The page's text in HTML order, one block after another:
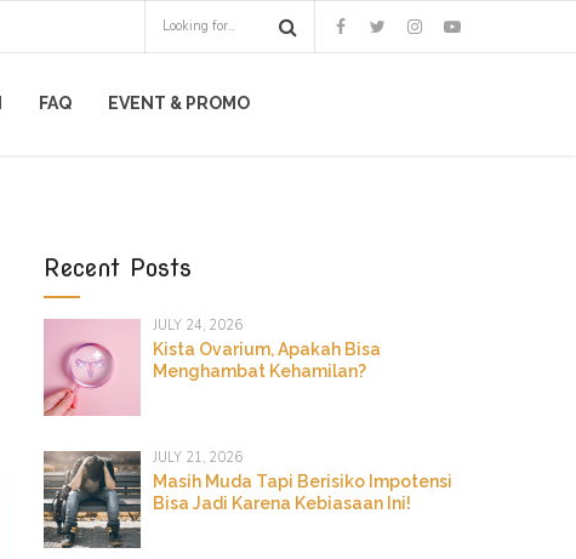
FAQ EVENT & PROMO
Recent Posts
JULY 24, 2026
Kista Ovarium, Apakah Bisa
Menghambat Kehamilan?
JULY 21, 2026
Masih Muda Tapi Berisiko Impotensi
Bisa Jadi Karena Kebiasaan Ini!